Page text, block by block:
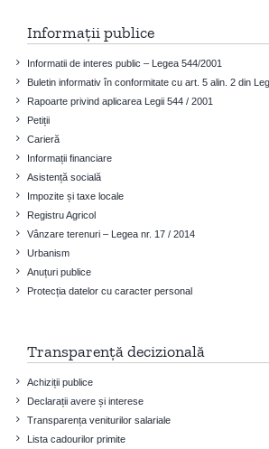
Informații publice
Informatii de interes public – Legea 544/2001
Buletin informativ în conformitate cu art. 5 alin. 2 din
Rapoarte privind aplicarea Legii 544 / 2001
Petiții
Carieră
Informații financiare
Asistență socială
Impozite și taxe locale
Registru Agricol
Vânzare terenuri – Legea nr. 17 / 2014
Urbanism
Anuțuri publice
Protecția datelor cu caracter personal
Transparență decizională
Achiziții publice
Declarații avere și interese
Transparența veniturilor salariale
Lista cadourilor primite